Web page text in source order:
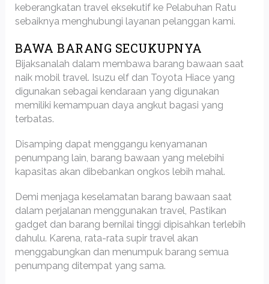
keberangkatan travel eksekutif ke Pelabuhan Ratu
sebaiknya menghubungi layanan pelanggan kami.
BAWA BARANG SECUKUPNYA
Bijaksanalah dalam membawa barang bawaan saat
naik mobil travel. Isuzu elf dan Toyota Hiace yang
digunakan sebagai kendaraan yang digunakan
memiliki kemampuan daya angkut bagasi yang
terbatas.
Disamping dapat menggangu kenyamanan
penumpang lain, barang bawaan yang melebihi
kapasitas akan dibebankan ongkos lebih mahal.
Demi menjaga keselamatan barang bawaan saat
dalam perjalanan menggunakan travel, Pastikan
gadget dan barang bernilai tinggi dipisahkan terlebih
dahulu. Karena, rata-rata supir travel akan
menggabungkan dan menumpuk barang semua
penumpang ditempat yang sama.